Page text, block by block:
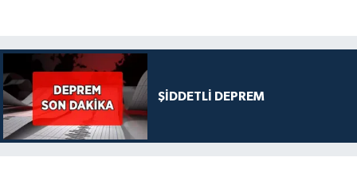
ŞİDDETLİ DEPREM